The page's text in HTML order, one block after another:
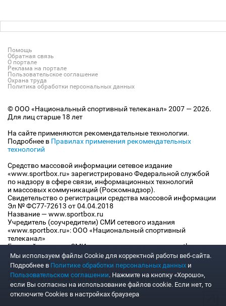
Помощь
Обратная связь
О портале
Реклама на портале
Пользовательское соглашение
Охрана труда
Политика обработки персональных данных
© ООО «Национальный спортивный телеканал» 2007 — 2026.
Для лиц старше 18 лет
На сайте применяются рекомендательные технологии.
Подробнее в Правилах применения рекомендательных
технологий
Средство массовой информации сетевое издание
«www.sportbox.ru» зарегистрировано Федеральной службой
по надзору в сфере связи, информационных технологий
и массовых коммуникаций (Роскомнадзор).
Свидетельство о регистрации средства массовой информации
Эл № ФС77-72613 от 04.04.2018
Название — www.sportbox.ru
Учредитель (соучредители) СМИ сетевого издания
«www.sportbox.ru»: ООО «Национальный спортивный
телеканал»
Главный редактор СМИ сетевого издания «www.sportbox.ru»:
Конов В.А.
Номер телефона редакции СМИ сетевого издания
«www.sportbox.ru»: +7 (495) 653 8419
Адрес электронной почты редакции СМИ сетевого издания
«www.sportbox.ru»: editor@sportbox.ru
Мы используем файлы Сookie для корректной работы веб-сайта.
Подробнее в Политике обработки персональных данных и
Пользовательском соглашении. Нажмите на кнопку «Хорошо»,
если Вы согласны на использование файлов cookie. Если нет, то
отключите Cookies в настройках браузера